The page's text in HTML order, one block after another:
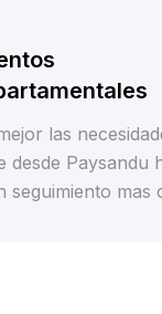
las
desde Paysandu
seguimiento mas